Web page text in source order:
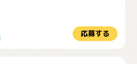
応募する